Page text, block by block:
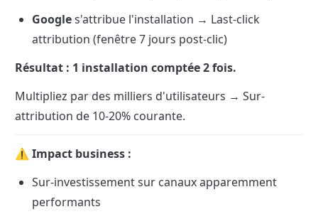
Google s'attribue l'installation → Last-click
attribution (fenêtre 7 jours post-clic)
Résultat : 1 installation comptée 2 fois.
Multipliez par des milliers d'utilisateurs → Sur-
attribution de 10-20% courante.
⚠️ Impact business :
Sur-investissement sur canaux apparemment
performants